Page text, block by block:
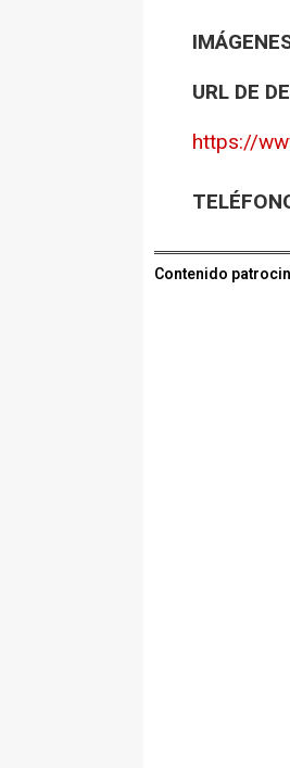
URL DE
https://
Contenido